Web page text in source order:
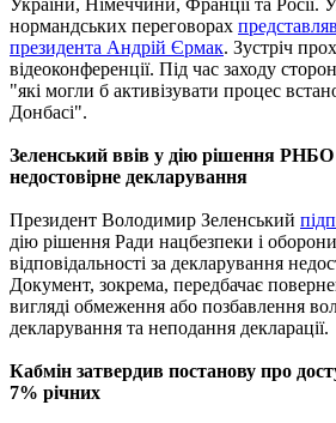
нормандських переговорах
президента Андрій Єрмак. Зустріч
відеоконференції. Під час заходу
"які могли б активізувати процес
Донбасі".
Зеленський ввів у дію рішення
недостовірне декларування
Президент Володимир Зеленський
дію рішення Ради нацбезпеки і
відповідальності за декларування
Документ, зокрема, передбачає
вигляді обмеження або позбавлення
декларування та неподання декларації.
Кабмін затвердив постанову про
7% річних